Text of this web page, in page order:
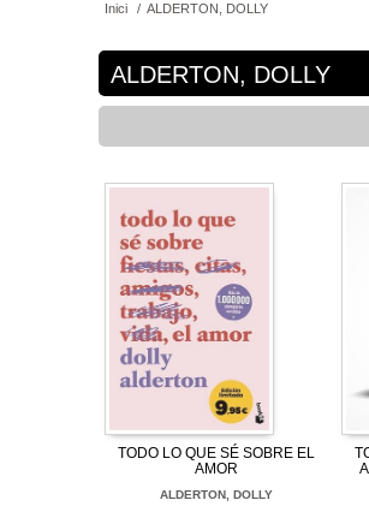
Inici / ALDERTON, DOLLY
ALDERTON, DOLLY
TODO LO QUE SÉ SOBRE EL
AMOR
ALDERTON, DOLLY